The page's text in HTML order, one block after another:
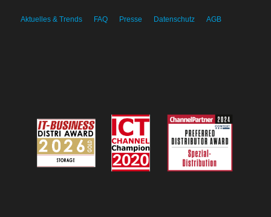
Aktuelles & Trends FAQ Presse Datenschutz AGB